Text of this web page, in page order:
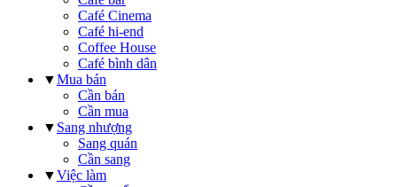
Café Cinema
Café hi-end
Coffee House
Café bình dân
▼Mua bán
Cần bán
Cần mua
▼ Sang nhượng
Sang quán
Cần sang
▼Việc làm